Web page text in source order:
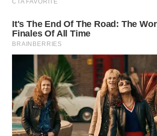
Descrita como prato da culinária
de Quebec, a poutine reúne batata frita,
molho de carne. -